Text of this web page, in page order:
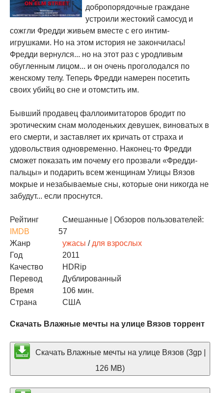
добропорядочные граждане
устроили жестокий самосуд и
сожгли Фредди живьем вместе с его интим-
игрушками. Но на этом история не закончилась!
Фредди вернулся... но на этот раз с уродливым
обугленным лицом... и он очень проголодался по
женскому телу. Теперь Фредди намерен посетить
своих убийц во сне и отомстить им.
Бывший продавец фаллоимитаторов бродит по
эротическим снам молоденьких девушек, виноватых в
его смерти, и заставляет их кричать от страха и
удовольствия одновременно. Наконец-то Фредди
сможет показать им почему его прозвали «Фредди-
пальцы» и подарить всем женщинам Улицы Вязов
мокрые и незабываемые сны, которые они никогда не
забудут... если проснутся.
Рейтинг
IMDB
Смешанные | Обзоров пользователей:
57
Жанр
ужасы / для взрослых
Год
2011
Качество
HDRip
Перевод
Дублированный
Время
106 мин.
Страна
США
Скачать Влажные мечты на улице Вязов торрент
Скачать Влажные мечты на улице Вязов (3gp |
126 MB)